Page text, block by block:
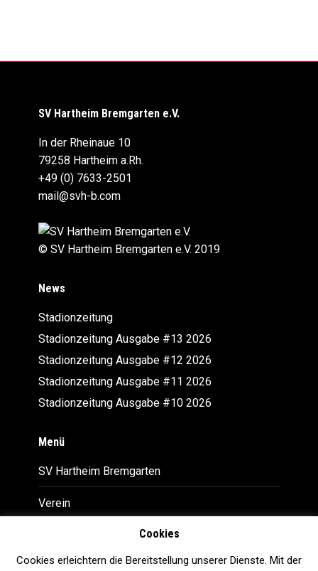
SV Hartheim Bremgarten e.V.
In der Rheinaue 10
79258 Hartheim a.Rh.
+49 (0) 7633-2501
mail@svh-b.com
© SV Hartheim Bremgarten e.V. 2019
News
Stadionzeitung
Stadionzeitung Ausgabe #13 2026
Stadionzeitung Ausgabe #12 2026
Stadionzeitung Ausgabe #11 2026
Stadionzeitung Ausgabe #10 2026
Menü
SV Hartheim Bremgarten
Verein
Impressum
Cookies
Cookies erleichtern die Bereitstellung unserer Dienste. Mit der